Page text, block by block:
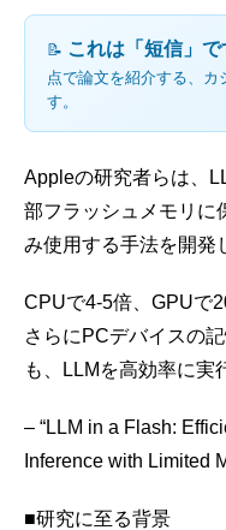
📝 これは「短信」で
点で論文を紹介する、
す。
Appleの研究者らは、
部フラッシュメモリに
み使用する手法を開発
CPUで4-5倍、GPUで
さらにPCデバイスの
も、LLMを高効率に実
– “LLM in a Flash:
Inference with Limited
■研究に至る背景